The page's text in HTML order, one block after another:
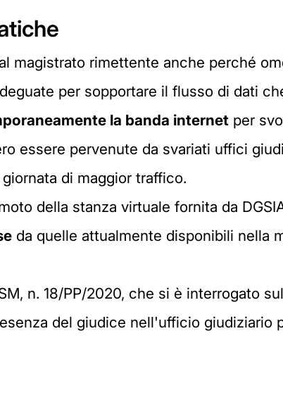
magistrato rimettente anche perché
per sopportare il flusso di dati
la banda internet per
essere pervenute da svariati uffici
di maggior traffico.
della stanza virtuale fornita da
da quelle attualmente disponibili nella
n. 18/PP/2020, che si è interrogato
del giudice nell'ufficio giudiziario